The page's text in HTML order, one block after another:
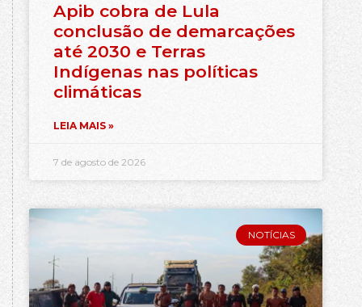
Apib cobra de Lula
conclusão de demarcações
até 2030 e Terras
Indígenas nas políticas
climáticas
LEIA MAIS »
7 de agosto de 2026
NOTÍCIAS